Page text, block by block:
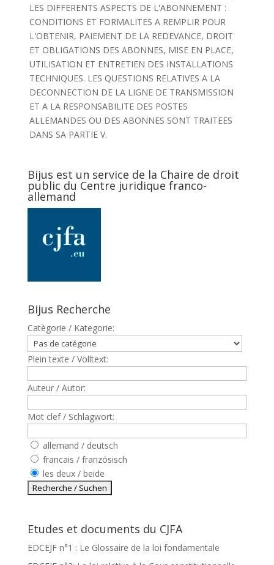
LES DIFFERENTS ASPECTS DE L'ABONNEMENT :
CONDITIONS ET FORMALITES A REMPLIR POUR
L'OBTENIR, PAIEMENT DE LA REDEVANCE, DROIT
ET OBLIGATIONS DES ABONNES, MISE EN PLACE,
UTILISATION ET ENTRETIEN DES INSTALLATIONS
TECHNIQUES. LES QUESTIONS RELATIVES A LA
DECONNECTION DE LA LIGNE DE TRANSMISSION
ET A LA RESPONSABILITE DES POSTES
ALLEMANDES OU DES ABONNES SONT TRAITEES
DANS SA PARTIE V.
Bijus est un service de la Chaire de droit
public du Centre juridique franco-
allemand
Bijus Recherche
Catègorie / Kategorie:
Plein texte / Volltext:
Auteur / Autor:
Mot clef / Schlagwort:
allemand / deutsch
francais / französisch
les deux / beide
Etudes et documents du CJFA
EDCEJF n°1 : Le Glossaire de la loi fondamentale